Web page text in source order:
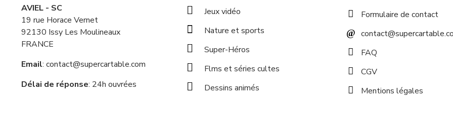
AVIEL - SC
19 rue Horace Vernet
92130 Issy Les Moulineaux
FRANCE
Email: contact@supercartable.com
Délai de réponse: 24h ouvrées
Jeux vidéo
Nature et sports
Super-Héros
Flms et séries cultes
Dessins animés
Formulaire de contact
FAQ
CGV
Mentions légales